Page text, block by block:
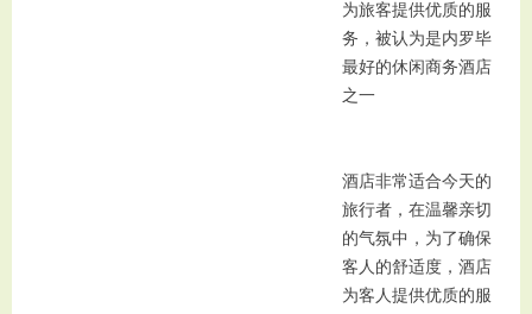
为旅客提供优质的服
务，被认为是内罗毕
最好的休闲商务酒店
之一
酒店非常适合今天的
旅行者，在温馨亲切
的气氛中，为了确保
客人的舒适度，酒店
为客人提供优质的服